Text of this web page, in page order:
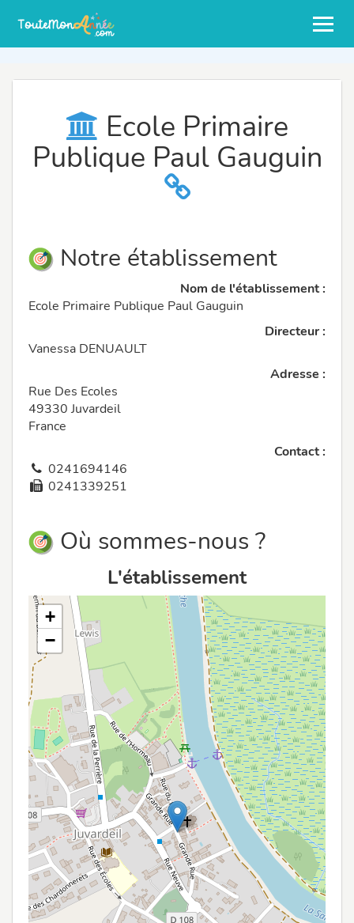
Ecole Primaire
Publique Paul Gauguin
Notre établissement
Nom de l'établissement :
Ecole Primaire Publique Paul Gauguin
Directeur :
Vanessa DENUAULT
Adresse :
Rue Des Ecoles
49330 Juvardeil
France
Contact :
0241694146
0241339251
Où sommes-nous ?
L'établissement
+
−